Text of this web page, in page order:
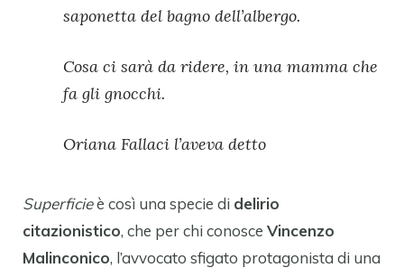
saponetta del bagno dell’albergo.
Cosa ci sarà da ridere, in una mamma che
fa gli gnocchi.
Oriana Fallaci l’aveva detto
Superficieè così una specie di delirio
citazionistico, che per chi conosce Vincenzo
Malinconico, l’avvocato sfigato protagonista di una